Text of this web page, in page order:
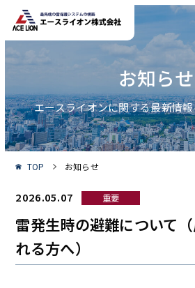
お知らせ
エースライオンに関する最新情
TOP お知らせ
2026.05.07 重要
雷発生時の避難について
れる方へ）